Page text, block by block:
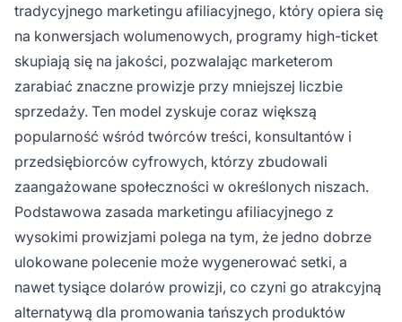
tradycyjnego marketingu afiliacyjnego, który opiera się
na konwersjach wolumenowych, programy high-ticket
skupiają się na jakości, pozwalając marketerom
zarabiać znaczne prowizje przy mniejszej liczbie
sprzedaży. Ten model zyskuje coraz większą
popularność wśród twórców treści, konsultantów i
przedsiębiorców cyfrowych, którzy zbudowali
zaangażowane społeczności w określonych niszach.
Podstawowa zasada marketingu afiliacyjnego z
wysokimi prowizjami polega na tym, że jedno dobrze
ulokowane polecenie może wygenerować setki, a
nawet tysiące dolarów prowizji, co czyni go atrakcyjną
alternatywą dla promowania tańszych produktów